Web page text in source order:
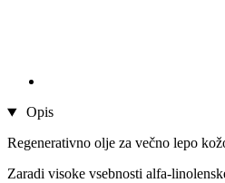
Opis
Regenerativno olje za večno lepo
Zaradi visoke vsebnosti alfa-